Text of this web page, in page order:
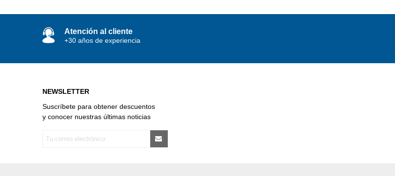
Atención al cliente
+30 años de experiencia
NEWSLETTER
Suscríbete para obtener descuentos
y conocer nuestras últimas noticias